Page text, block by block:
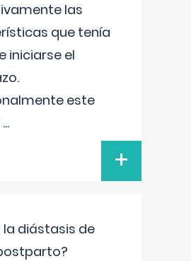
las
que tenía
iniciarse el
este
...
+
la diástasis de